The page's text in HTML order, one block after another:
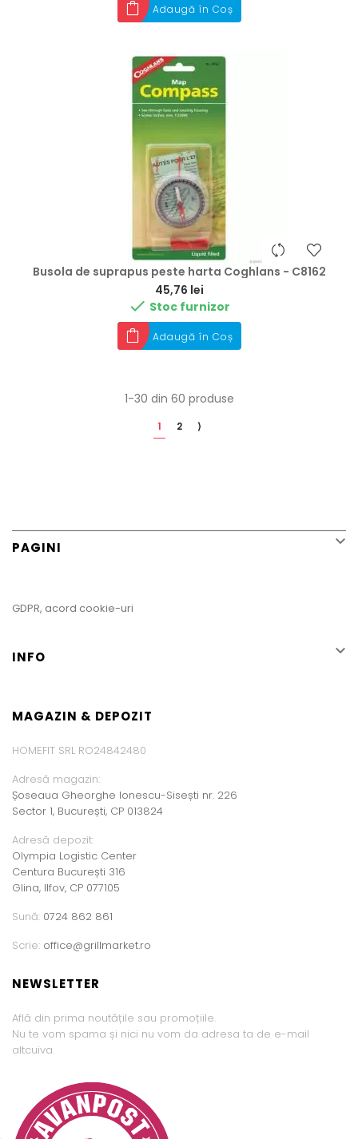
Adaugă în Coș
Busola de suprapus peste harta Coghlans - C8162
45,76 lei
 Stoc furnizor
Adaugă în Coș
1-30 din 60 produse
1 2 ⟩
PAGINI 
GDPR, acord cookie-uri
INFO 
MAGAZIN & DEPOZIT
HOMEFIT SRL RO24842480
Adresă magazin:
Șoseaua Gheorghe Ionescu-Sisești nr. 226
Sector 1, București, CP 013824
Adresă depozit:
Olympia Logistic Center
Centura București 316
Glina, Ilfov, CP 077105
Sună: 0724 862 861
Scrie: office@grillmarket.ro
NEWSLETTER
Află din prima noutățile sau promoțiile.
Nu te vom spama și nici nu vom da adresa ta de e-mail
altcuiva.